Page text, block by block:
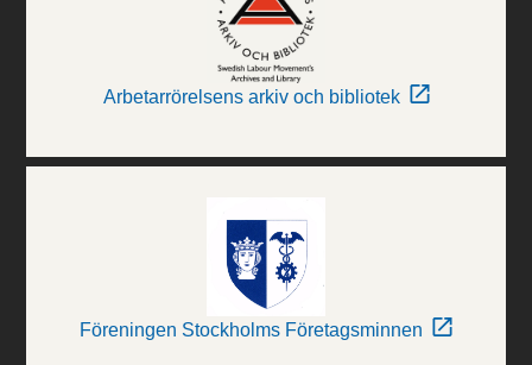
Arbetarrörelsens arkiv och bibliotek
Föreningen Stockholms Företagsminnen